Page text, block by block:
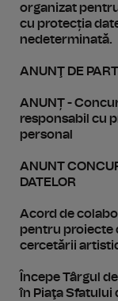
organizat
cu protecția
nedeterminată.
ANUNŢ DE
ANUNȚ -
responsabil cu
personal
ANUNT
DATELOR
Acord de
pentru proiecte
cercetării
Începe Târgul
în Piaţa Sfatului